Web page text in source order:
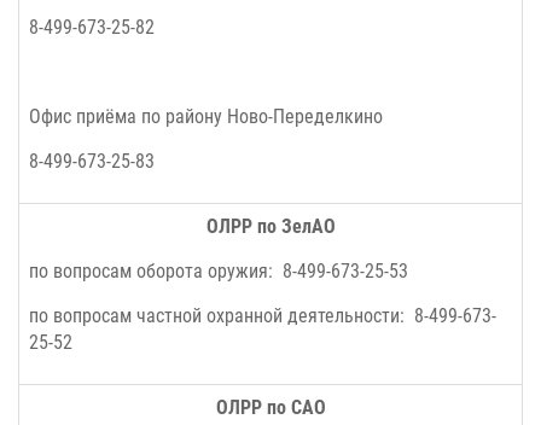
8-499-673-25-82
Офис приёма по району Ново-Переделкино
8-499-673-25-83
ОЛРР по ЗелАО
по вопросам оборота оружия: 8-499-673-25-53
по вопросам частной охранной деятельности: 8-499-673-
25-52
ОЛРР по САО